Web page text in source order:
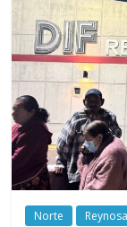
Norte Reynosa